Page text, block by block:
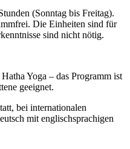
(Sonntag bis Freitag).
Die Einheiten sind für
sind nicht nötig.
Yoga – das Programm ist
geeignet.
bei internationalen
mit englischsprachigen